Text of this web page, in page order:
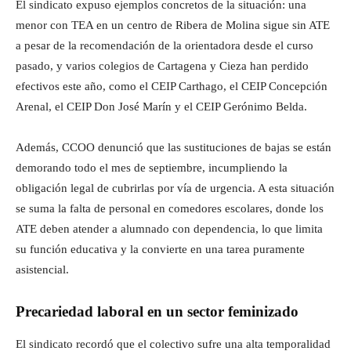
El sindicato expuso ejemplos concretos de la situación: una
menor con TEA en un centro de Ribera de Molina sigue sin ATE
a pesar de la recomendación de la orientadora desde el curso
pasado, y varios colegios de Cartagena y Cieza han perdido
efectivos este año, como el CEIP Carthago, el CEIP Concepción
Arenal, el CEIP Don José Marín y el CEIP Gerónimo Belda.
Además, CCOO denunció que las sustituciones de bajas se están
demorando todo el mes de septiembre, incumpliendo la
obligación legal de cubrirlas por vía de urgencia. A esta situación
se suma la falta de personal en comedores escolares, donde los
ATE deben atender a alumnado con dependencia, lo que limita
su función educativa y la convierte en una tarea puramente
asistencial.
Precariedad laboral en un sector feminizado
El sindicato recordó que el colectivo sufre una alta temporalidad